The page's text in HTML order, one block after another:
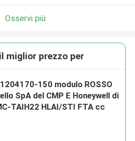
Osservi più
miglior prezzo per
150 modulo ROSSO
SpA del CMP E Honeywell di
TAIH22 HLAI/STI FTA cc